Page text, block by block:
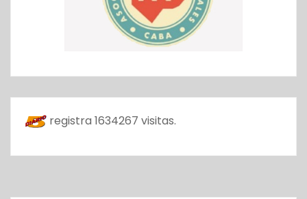
registra 1634267 visitas.